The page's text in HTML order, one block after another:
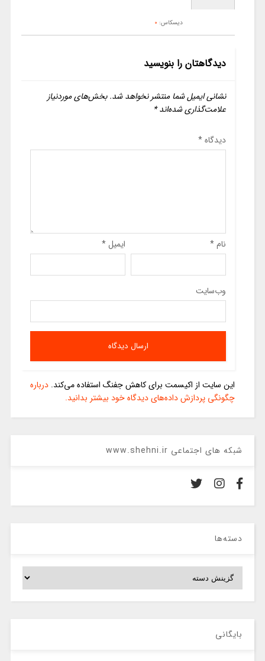
دیسکاس: 0
دیدگاهتان را بنویسید
نشانی ایمیل شما منتشر نخواهد شد. بخش‌های موردنیاز
علامت‌گذاری شده‌اند*
دیدگاه*
نام* ایمیل*
وب‌سایت
این سایت از اکیسمت برای کاهش جفنگ استفاده می‌کند. درباره
چگونگی پردازش داده‌های دیدگاه خود بیشتر بدانید.
شبکه های اجتماعی www.shehni.ir
دسته‌ها
دسته‌ها
بایگانی